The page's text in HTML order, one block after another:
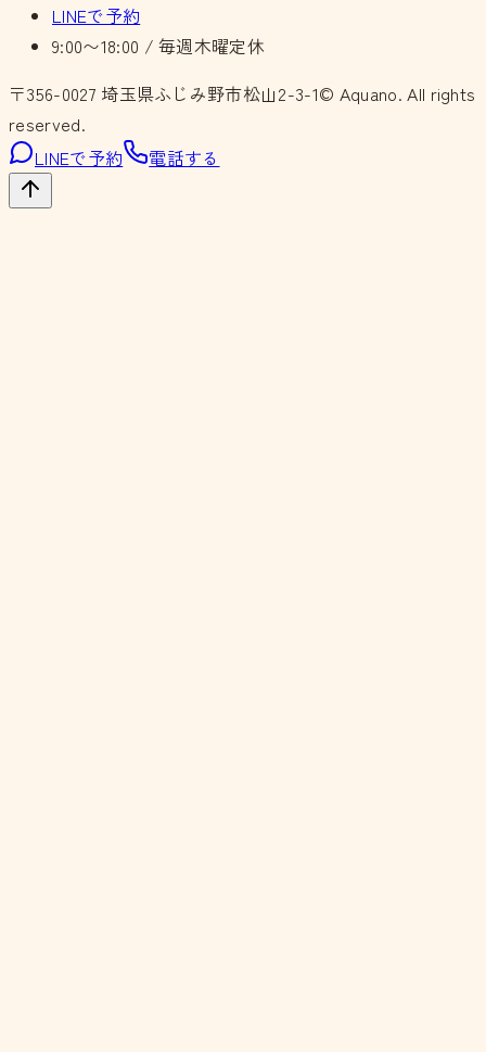
LINEで予約
9:00〜18:00 / 毎週木曜定休
〒356-0027 埼玉県ふじみ野市松山2-3-1© Aquano. All rights
reserved.
LINEで予約
電話する